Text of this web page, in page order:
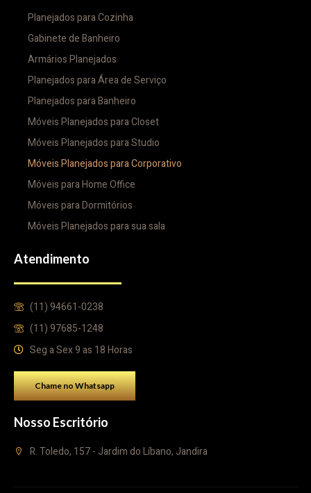
Planejados para Cozinha
Gabinete de Banheiro
Armários Planejados
Planejados para Área de Serviço
Planejados para Banheiro
Móveis Planejados para Closet
Móveis Planejados para Studio
Móveis Planejados para Corporativo
Móveis para Home Office
Móveis para Dormitórios
Móveis Planejados para sua sala
Atendimento
(11) 94661-0238
(11) 97685-1248
Seg a Sex 9 as 18 Horas
Chame no Whatsapp
Nosso Escritório
R. Toledo, 157 - Jardim do Líbano, Jandira